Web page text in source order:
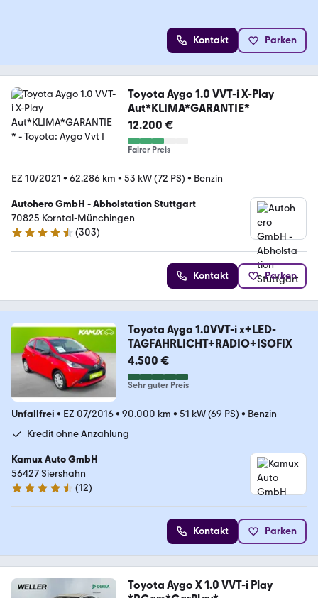
Kontakt Parken
Toyota Aygo 1.0 VVT-i X-Play
Aut*KLIMA*GARANTIE*
12.200 €
Fairer Preis
EZ 10/2021 • 62.286 km • 53 kW (72 PS) • Benzin
Autohero GmbH - Abholstation Stuttgart
70825 Korntal-Münchingen
4.4 Sterne
(303)
Kontakt Parken
Toyota Aygo 1.0VVT-i x+LED-
TAGFAHRLICHT+RADIO+ISOFIX
4.500 €
Sehr guter Preis
Unfallfrei • EZ 07/2016• 90.000 km • 51 kW (69 PS) • Benzin
Kredit ohne Anzahlung
Kamux Auto GmbH
56427 Siershahn
4.3 Sterne
(12)
Kontakt Parken
Toyota Aygo X 1.0 VVT-i Play